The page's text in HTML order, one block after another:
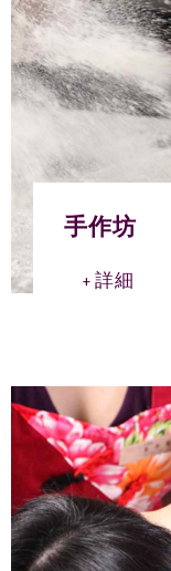
手作坊
詳細